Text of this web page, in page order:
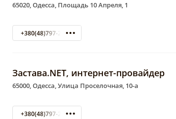
65020, Одесса, Площадь 10 Апреля, 1
+380(48)797-22-33
Застава.NET, интернет-провайдер
65000, Одесса, Улица Проселочная, 10-а
+380(48)797-23-00